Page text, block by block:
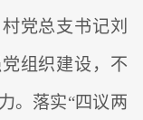
党总支书记刘
组织建设，不
。落实“四议两